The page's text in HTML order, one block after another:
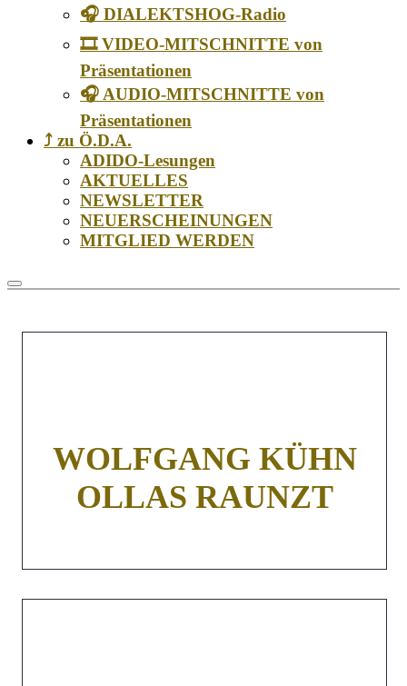
🎧 DIALEKTSHOG-Radio
🎞️ VIDEO-MITSCHNITTE von
Präsentationen
🎧 AUDIO-MITSCHNITTE von
Präsentationen
⤴️ zu Ö.D.A.
ADIDO-Lesungen
AKTUELLES
NEWSLETTER
NEUERSCHEINUNGEN
MITGLIED WERDEN
WOLFGANG KÜHN
OLLAS RAUNZT